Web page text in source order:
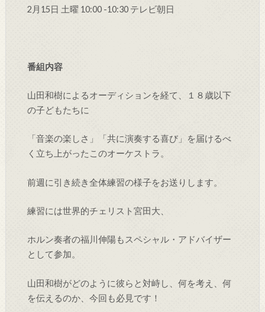
2月15日 土曜 10:00 -10:30 テレビ朝日
番組内容
山田和樹によるオーディションを経て、１８歳以下
の子どもたちに
「音楽の楽しさ」「共に演奏する喜び」を届けるべ
く立ち上がったこのオーケストラ。
前週に引き続き全体練習の様子をお送りします。
練習には世界的チェリスト宮田大、
ホルン奏者の福川伸陽もスペシャル・アドバイザー
として参加。
山田和樹がどのように彼らと対峙し、何を考え、何
を伝えるのか、今回も必見です！